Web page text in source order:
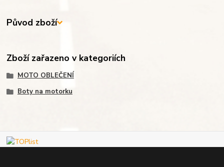
Původ zboží
Zboží zařazeno v kategoriích
MOTO OBLEČENÍ
Boty na motorku